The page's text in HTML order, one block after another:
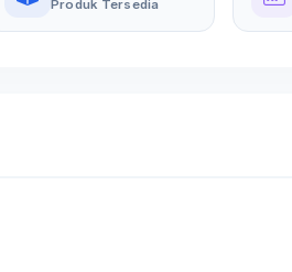
Produk Tersedia